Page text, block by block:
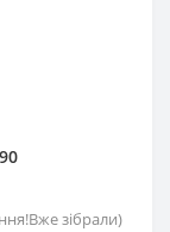
зібрали)